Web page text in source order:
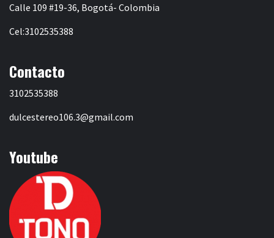
Calle 109 #19-36, Bogotá- Colombia
Cel:3102535388
Contacto
3102535388
dulcestereo106.3@gmail.com
Youtube